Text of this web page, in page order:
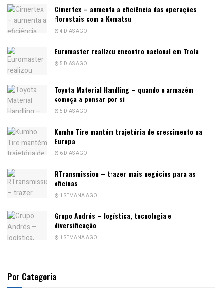
Cimertex – aumenta a eficiência das operações
florestais com a Komatsu
4 DIAS AGO
Euromaster realizou encontro nacional em Troia
5 DIAS AGO
Toyota Material Handling – quando o armazém
começa a pensar por si
5 DIAS AGO
Kumho Tire mantém trajetória de crescimento na
Europa
6 DIAS AGO
RTransmission – trazer mais negócios para as
oficinas
1 SEMANA AGO
Grupo Andrés – logística, tecnologia e
diversificação
1 SEMANA AGO
Por Categoria